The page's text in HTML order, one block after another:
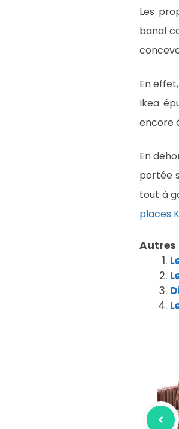
Les
banal
En
Ikea
encore
En
portée
tout à
places
Autres